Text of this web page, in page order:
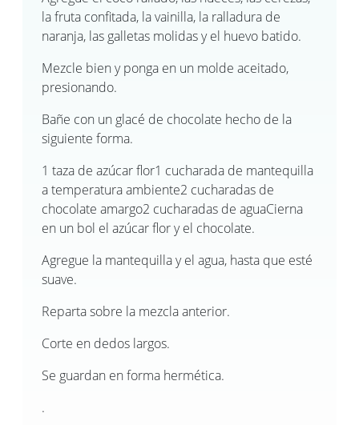
la fruta confitada, la vainilla, la ralladura de
naranja, las galletas molidas y el huevo batido.
Mezcle bien y ponga en un molde aceitado,
presionando.
Bañe con un glacé de chocolate hecho de la
siguiente forma.
1 taza de azúcar flor1 cucharada de mantequilla
a temperatura ambiente2 cucharadas de
chocolate amargo2 cucharadas de aguaCierna
en un bol el azúcar flor y el chocolate.
Agregue la mantequilla y el agua, hasta que esté
suave.
Reparta sobre la mezcla anterior.
Corte en dedos largos.
Se guardan en forma hermética.
.